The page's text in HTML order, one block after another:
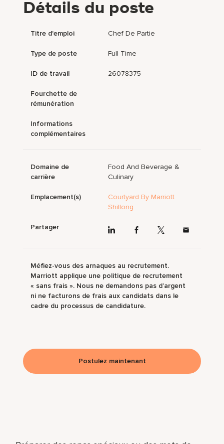
Détails du poste
Titre d'emploi Chef De Partie
Type de poste Full Time
ID de travail 26078375
Fourchette de
rémunération
Informations
complémentaires
Domaine de
carrière
Food And Beverage &
Culinary
Emplacement(s)
Courtyard By Marriott
Shillong
Partager
Méfiez-vous des arnaques au recrutement.
Marriott applique une politique de recrutement
« sans frais ». Nous ne demandons pas d’argent
ni ne facturons de frais aux candidats dans le
cadre du processus de candidature.
Postulez maintenant